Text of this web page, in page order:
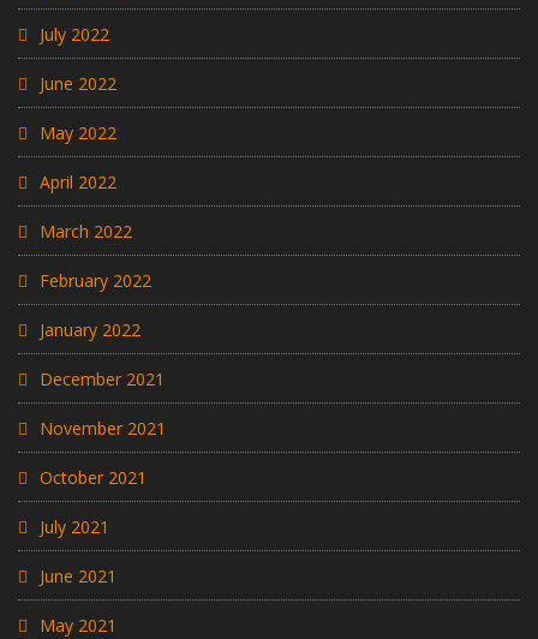
July 2022
June 2022
May 2022
April 2022
March 2022
February 2022
January 2022
December 2021
November 2021
October 2021
July 2021
June 2021
May 2021